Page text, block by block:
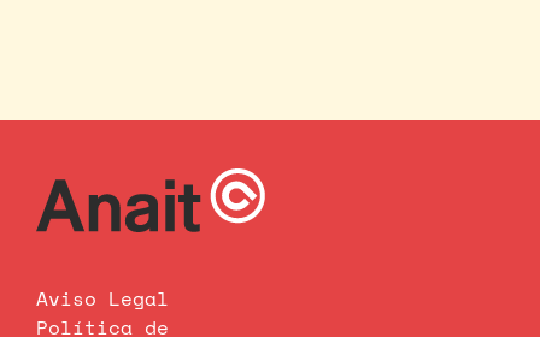
Aviso Legal
Política de